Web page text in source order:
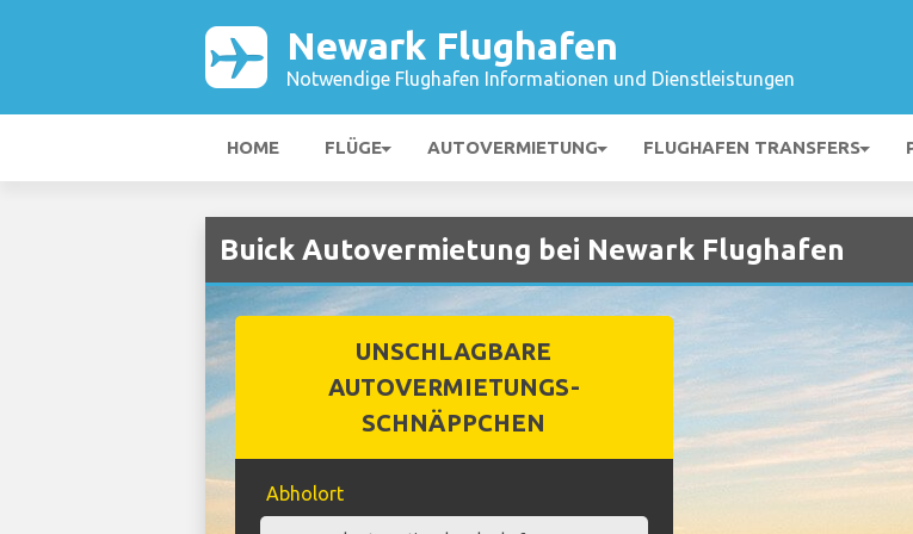
Newark Flughafen
Notwendige Flughafen Informationen und Dienstleistungen
HOME FLÜGE AUTOVERMIETUNG FLUGHAFEN TRANSFERS
Buick Autovermietung bei Newark Flughafen
UNSCHLAGBARE
AUTOVERMIETUNGS-
SCHNÄPPCHEN
Abholort